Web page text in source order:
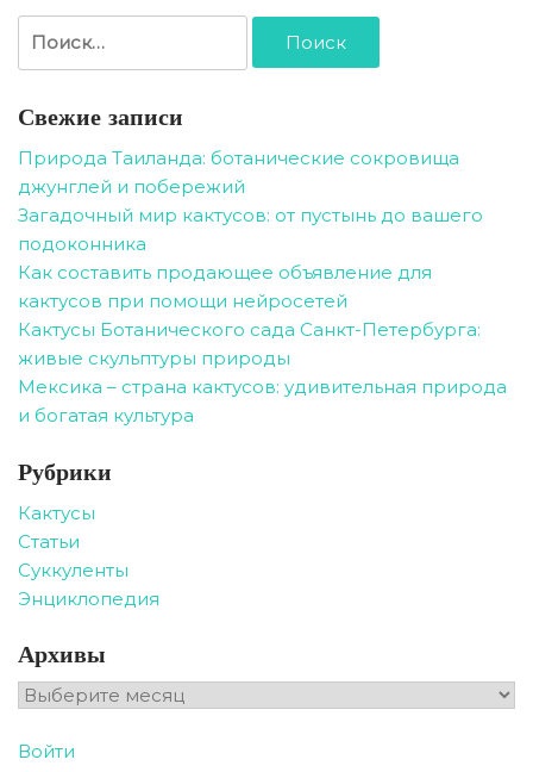
Свежие записи
Природа Таиланда: ботанические сокровища
джунглей и побережий
Загадочный мир кактусов: от пустынь до вашего
подоконника
Как составить продающее объявление для
кактусов при помощи нейросетей
Кактусы Ботанического сада Санкт-Петербурга:
живые скульптуры природы
Мексика – страна кактусов: удивительная природа
и богатая культура
Рубрики
Кактусы
Статьи
Суккуленты
Энциклопедия
Архивы
Архивы
Войти